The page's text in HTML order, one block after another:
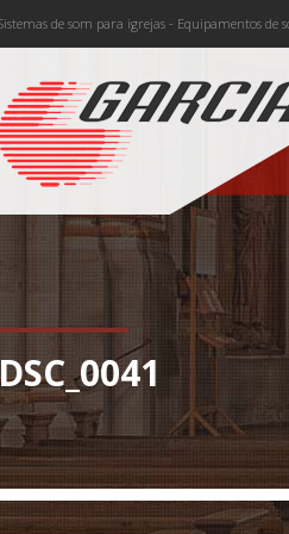
de som para igrejas - Equipamentos de